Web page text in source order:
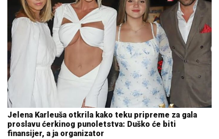
Jelena Karleuša otkrila kako teku pripreme za gala
proslavu ćerkinog punoletstva: Duško će biti
finansijer, a ja organizator